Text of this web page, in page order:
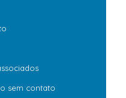
sem contato